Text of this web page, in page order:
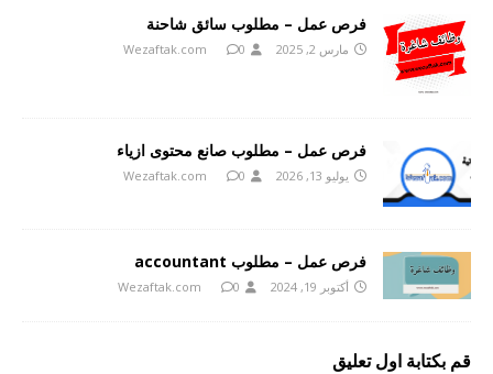
فرص عمل – مطلوب سائق شاحنة
مارس 2, 2025 Wezaftak.com 0
فرص عمل – مطلوب صانع محتوى ازياء
يوليو 13, 2026 Wezaftak.com 0
فرص عمل – مطلوب accountant
أكتوبر 19, 2024 Wezaftak.com 0
قم بكتابة اول تعليق